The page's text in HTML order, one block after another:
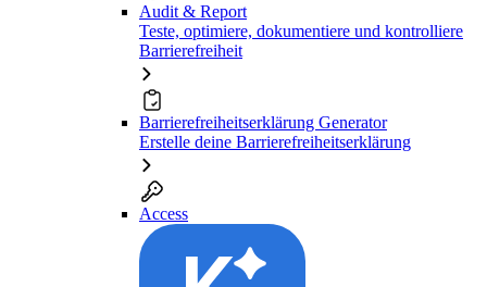
Audit & Report
Teste, optimiere, dokumentiere und kontrolliere
Barrierefreiheit
Barrierefreiheitserklärung Generator
Erstelle deine Barrierefreiheitserklärung
Access